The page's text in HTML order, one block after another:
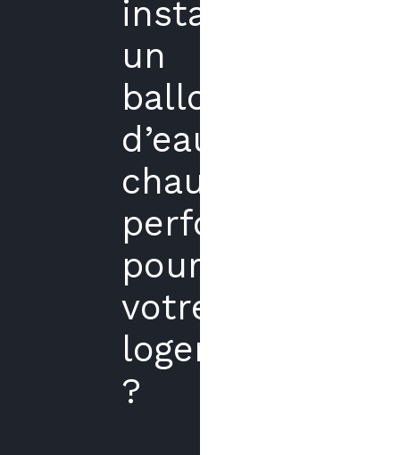
installer
un
ballon
d’eau
chaude
performant
pour
votre
logement
?